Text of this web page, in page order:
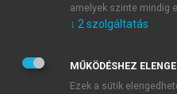
Kérek értesítést a MeRSZ
Kérek értesítést az
Adatkezelési
veszem és elfogadom.
amelyek szinte mindig
↓ 2 szolgáltatás
MŰKÖDÉSHEZ
Ezek a sütik